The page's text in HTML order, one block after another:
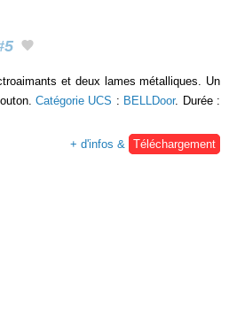
et deux lames métalliques. Un
Catégorie UCS : BELLDoor. Durée :
+ d'infos &
Téléchargement